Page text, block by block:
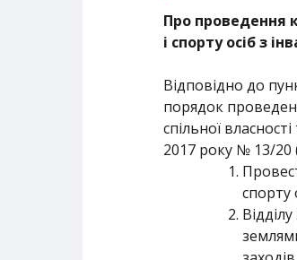
Про проведення
і спорту осіб з
Відповідно до
порядок
спільної
2017 року № 13/20
спорту